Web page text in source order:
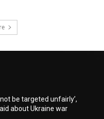
be targeted unfairly’,
about Ukraine war